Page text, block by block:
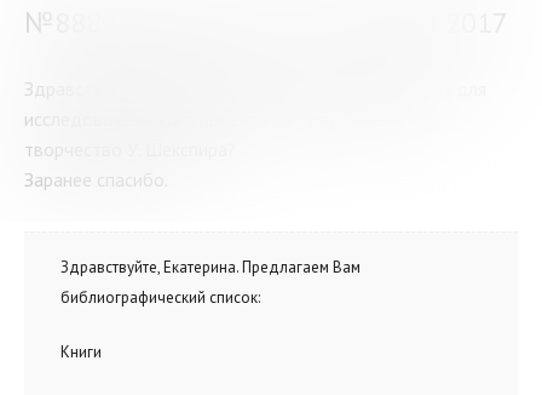
№8889 (Мурманск) от 21 января 2017
Здравствуйте,возможно ли подобрать литературу для
исследовательского проекта на тему: "Жизнь и
творчество У. Шекспира?
Заранее спасибо.
Здравствуйте, Екатерина. Предлагаем Вам
библиографический список:
Книги